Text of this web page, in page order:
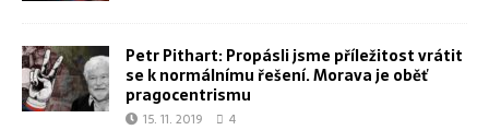
Petr Pithart: Propásli jsme příležitost vrátit
se k normálnímu řešení. Morava je oběť
pragocentrismu
15. 11. 2019 4